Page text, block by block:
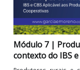
25/05/2026